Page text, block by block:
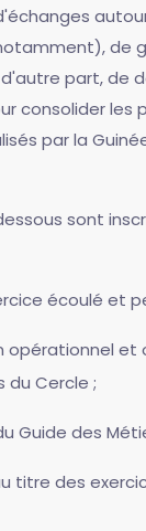
de
part, de
consolider les
par la
sont
écoulé et
opérationnel et
du Cercle ;
Guide des
titre des